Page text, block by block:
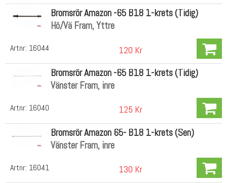
Artnr: 16044
Bromsrör Amazon -65 B18 1-krets (Tidig)
Hö/Vä Fram, Yttre
120 Kr
Artnr: 16040
Bromsrör Amazon -65 B18 1-krets (Tidig)
Vänster Fram, inre
125 Kr
Artnr: 16041
Bromsrör Amazon 65- B18 1-krets (Sen)
Vänster Fram, inre
130 Kr